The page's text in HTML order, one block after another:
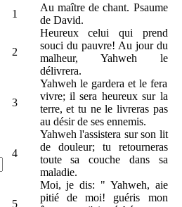
1
Au maître de chant. Psaume
de David.
2
Heureux celui qui prend
souci du pauvre! Au jour du
malheur, Yahweh le
délivrera.
3
Yahweh le gardera et le fera
vivre; il sera heureux sur la
terre, et tu ne le livreras pas
au désir de ses ennemis.
4
Yahweh l'assistera sur son lit
de douleur; tu retourneras
toute sa couche dans sa
maladie.
5
Moi, je dis: " Yahweh, aie
pitié de moi! guéris mon